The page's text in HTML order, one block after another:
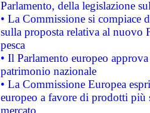
Parlamento, della legislazione
• La Commissione si compiace
sulla proposta relativa al nuovo
pesca
• Il Parlamento europeo
patrimonio nazionale
• La Commissione Europea
europeo a favore di prodotti
mercato